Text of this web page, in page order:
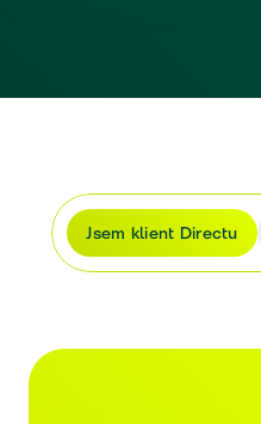
Jsem klient Directu